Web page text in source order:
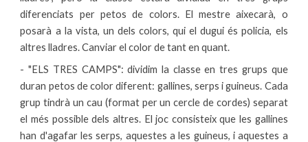
diferenciats per petos de colors. El mestre aixecarà, o
posarà a la vista, un dels colors, qui el dugui és policia, els
altres lladres. Canviar el color de tant en quant.
- "ELS TRES CAMPS": dividim la classe en tres grups que
duran petos de color diferent: gallines, serps i guineus. Cada
grup tindrà un cau (format per un cercle de cordes) separat
el més possible dels altres. El joc consisteix que les gallines
han d'agafar les serps, aquestes a les guineus, i aquestes a